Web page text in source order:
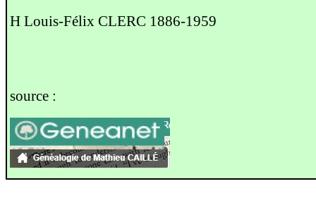
H Louis-Félix CLERC 1886-1959
source :